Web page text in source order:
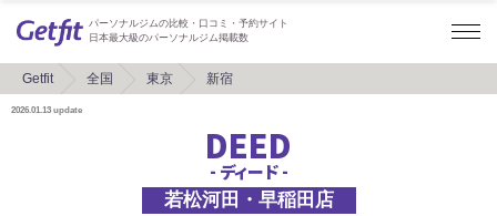
パーソナルジムの比較・口コミ・予約サイト
日本最大級のパーソナルジム掲載数
Getfit 全国 東京 新宿
2026.01.13 update
DEED
- ディード -
若松河田・早稲田店